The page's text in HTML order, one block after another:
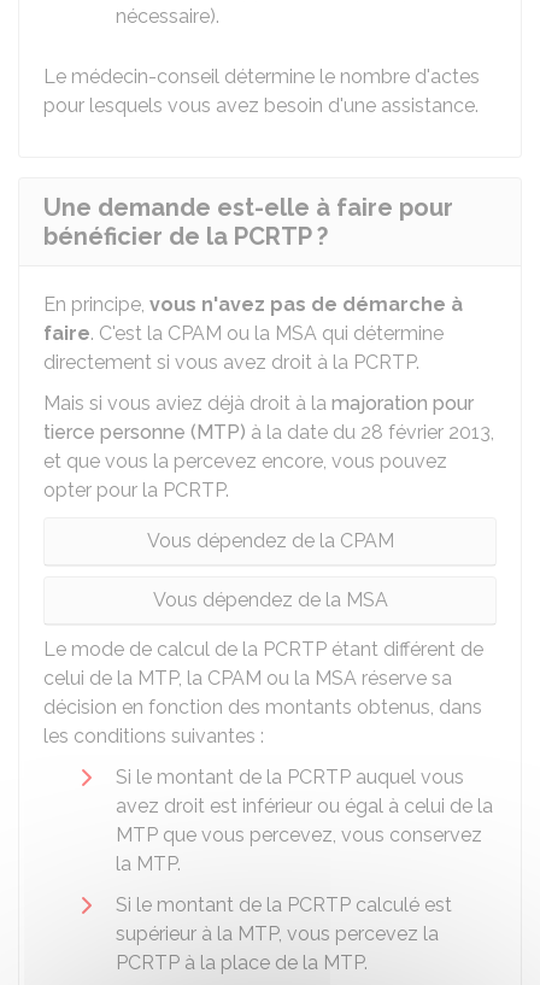
nécessaire).
Le médecin-conseil détermine le nombre d'actes
pour lesquels vous avez besoin d'une assistance.
Une demande est-elle à faire pour
bénéficier de la PCRTP ?
En principe, vous n'avez pas de démarche à
faire. C'est la CPAM ou la MSA qui détermine
directement si vous avez droit à la PCRTP.
Mais si vous aviez déjà droit à la majoration pour
tierce personne (MTP) à la date du 28 février 2013,
et que vous la percevez encore, vous pouvez
opter pour la PCRTP.
Vous dépendez de la CPAM
Vous dépendez de la MSA
Le mode de calcul de la PCRTP étant différent de
celui de la MTP, la CPAM ou la MSA réserve sa
décision en fonction des montants obtenus, dans
les conditions suivantes :
Si le montant de la PCRTP auquel vous
avez droit est inférieur ou égal à celui de la
MTP que vous percevez, vous conservez
la MTP.
Si le montant de la PCRTP calculé est
supérieur à la MTP, vous percevez la
PCRTP à la place de la MTP.